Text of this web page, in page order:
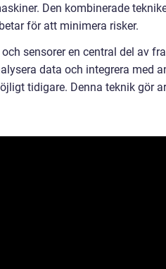
Den kombinerade
för att minimera risker.
sensorer en central del av
data och integrera med
tidigare. Denna teknik gör